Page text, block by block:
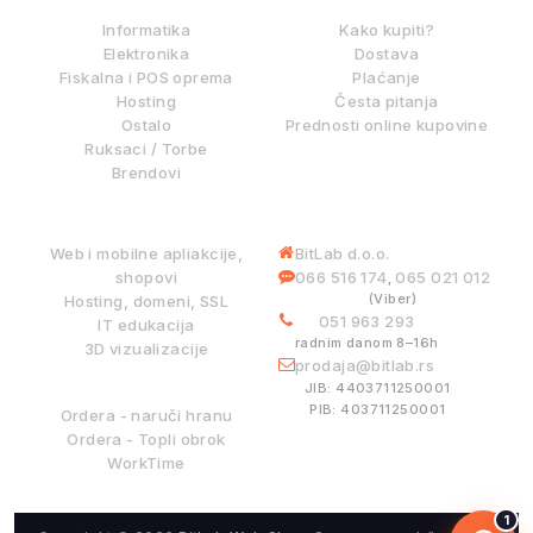
Informatika
Elektronika
Fiskalna i POS oprema
Hosting
Ostalo
Ruksaci / Torbe
Brendovi
Kako kupiti?
Dostava
Plaćanje
Česta pitanja
Prednosti online kupovine
Web i mobilne apliakcije,
shopovi
Hosting, domeni, SSL
IT edukacija
3D vizualizacije
Ordera - naruči hranu
Ordera - Topli obrok
WorkTime
BitLab d.o.o.
066 516 174, 065 021 012
(Viber)
051 963 293
radnim danom 8–16h
prodaja@bitlab.rs
JIB: 4403711250001
PIB: 403711250001
1